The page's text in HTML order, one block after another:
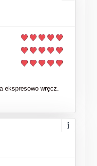
ekspresowo wręcz.